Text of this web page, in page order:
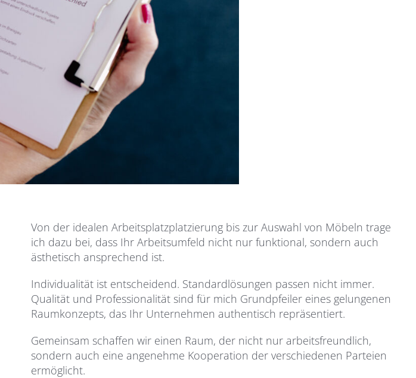
Von der idealen Arbeitsplatzplatzierung bis zur Auswahl von Möbeln trage
ich dazu bei, dass Ihr Arbeitsumfeld nicht nur funktional, sondern auch
ästhetisch ansprechend ist.
Individualität ist entscheidend. Standardlösungen passen nicht immer.
Qualität und Professionalität sind für mich Grundpfeiler eines gelungenen
Raumkonzepts, das Ihr Unternehmen authentisch repräsentiert.
Gemeinsam schaffen wir einen Raum, der nicht nur arbeitsfreundlich,
sondern auch eine angenehme Kooperation der verschiedenen Parteien
ermöglicht.